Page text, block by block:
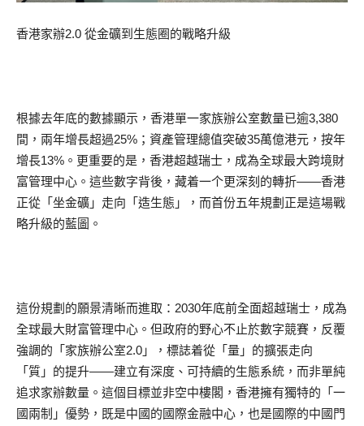
香港家辦2.0 從金礦到生態圈的戰略升級
根據去年底的數據顯示，香港單一家族辦公室數量已逾3,380
間，兩年增長超過25%；資產管理總值突破35萬億港元，按年
增長13%。更重要的是，香港超越瑞士，成為全球最大跨境財
富管理中心。這些數字背後，藏着一个更深刻的轉折——香港
正從「坐金礦」走向「造生態」，而首份五年規劃正是這場戰
略升級的藍圖。
這份規劃的願景清晰而進取：2030年底前全面超越瑞士，成為
全球最大財富管理中心。但政府的野心不止於數字競賽，反覆
強調的「家族辦公室2.0」，標誌着從「量」的擴張走向
「質」的提升——建立有深度、可持續的生態系統，而非單純
追求家辦數量。這個目標並非空中樓閣，香港擁有獨特的「一
國兩制」優勢，既是中國的國際金融中心，也是國際的中國門